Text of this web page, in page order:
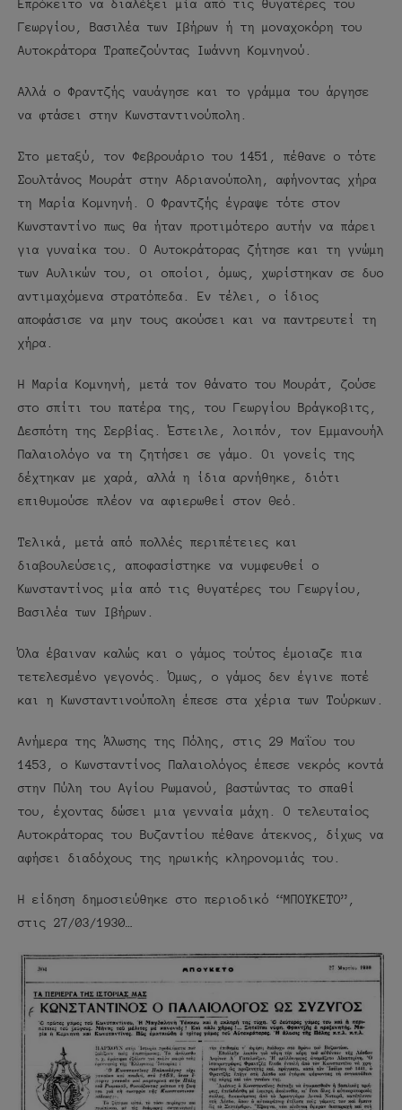
Επρόκειτο να διαλέξει μία από τις θυγατέρες του
Γεωργίου, Βασιλέα των Ιβήρων ή τη μοναχοκόρη του
Αυτοκράτορα Τραπεζούντας Ιωάννη Κομνηνού.
Αλλά ο Φραντζής ναυάγησε και το γράμμα του άργησε
να φτάσει στην Κωνσταντινούπολη.
Στο μεταξύ, τον Φεβρουάριο του 1451, πέθανε ο τότε
Σουλτάνος Μουράτ στην Αδριανούπολη, αφήνοντας χήρα
τη Μαρία Κομνηνή. Ο Φραντζής έγραψε τότε στον
Κωνσταντίνο πως θα ήταν προτιμότερο αυτήν να πάρει
για γυναίκα του. Ο Αυτοκράτορας ζήτησε και τη γνώμη
των Αυλικών του, οι οποίοι, όμως, χωρίστηκαν σε δυο
αντιμαχόμενα στρατόπεδα. Εν τέλει, ο ίδιος
αποφάσισε να μην τους ακούσει και να παντρευτεί τη
χήρα.
Η Μαρία Κομνηνή, μετά τον θάνατο του Μουράτ, ζούσε
στο σπίτι του πατέρα της, του Γεωργίου Βράγκοβιτς,
Δεσπότη της Σερβίας. Έστειλε, λοιπόν, τον Εμμανουήλ
Παλαιολόγο να τη ζητήσει σε γάμο. Οι γονείς της
δέχτηκαν με χαρά, αλλά η ίδια αρνήθηκε, διότι
επιθυμούσε πλέον να αφιερωθεί στον Θεό.
Τελικά, μετά από πολλές περιπέτειες και
διαβουλεύσεις, αποφασίστηκε να νυμφευθεί ο
Κωνσταντίνος μία από τις θυγατέρες του Γεωργίου,
Βασιλέα των Ιβήρων.
Όλα έβαιναν καλώς και ο γάμος τούτος έμοιαζε πια
τετελεσμένο γεγονός. Όμως, ο γάμος δεν έγινε ποτέ
και η Κωνσταντινούπολη έπεσε στα χέρια των Τούρκων.
Ανήμερα της Άλωσης της Πόλης, στις 29 Μαΐου του
1453, ο Κωνσταντίνος Παλαιολόγος έπεσε νεκρός κοντά
στην Πύλη του Αγίου Ρωμανού, βαστώντας το σπαθί
του, έχοντας δώσει μια γενναία μάχη. Ο τελευταίος
Αυτοκράτορας του Βυζαντίου πέθανε άτεκνος, δίχως να
αφήσει διαδόχους της ηρωικής κληρονομιάς του.
Η είδηση δημοσιεύθηκε στο περιοδικό “ΜΠΟΥΚΕΤΟ”,
στις 27/03/1930…